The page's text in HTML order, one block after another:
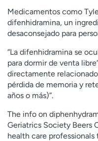
Medicamentos como
difenhidramina, un
desaconsejado para
“La difenhidramina se
para dormir de venta
directamente
pérdida de memoria y
años o más)”.
The info on
Geriatrics Society Beers
health care